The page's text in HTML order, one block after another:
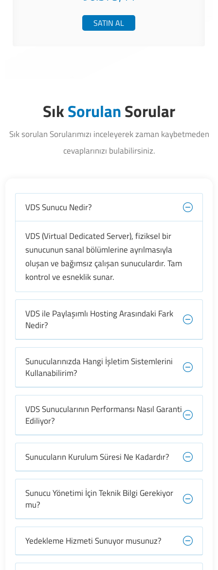
SATIN AL
SıkSorulanSorular
Sık sorulan Sorularımızı inceleyerek zaman kaybetmeden
cevaplarınızı bulabilirsiniz.
VDS Sunucu Nedir?
VDS (Virtual Dedicated Server), fiziksel bir
sunucunun sanal bölümlerine ayrılmasıyla
oluşan ve bağımsız çalışan sunuculardır. Tam
kontrol ve esneklik sunar.
VDS ile Paylaşımlı Hosting Arasındaki Fark
Nedir?
Sunucularınızda Hangi İşletim Sistemlerini
Kullanabilirim?
VDS Sunucularının Performansı Nasıl Garanti
Ediliyor?
Sunucuların Kurulum Süresi Ne Kadardır?
Sunucu Yönetimi İçin Teknik Bilgi Gerekiyor
mu?
Yedekleme Hizmeti Sunuyor musunuz?